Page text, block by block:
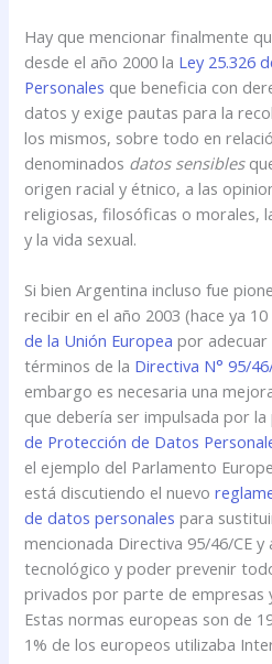
Hay que mencionar finalmente
desde el año 2000 la Ley 25.326
Personales que beneficia con
datos y exige pautas para la
los mismos, sobre todo en
denominados datos sensibles
origen racial y étnico, a las
religiosas, filosóficas o morales,
y la vida sexual.
Si bien Argentina incluso fue
recibir en el año 2003 (hace ya
de la Unión Europea por adecuar
términos de la Directiva N° 95/
embargo es necesaria una
que debería ser impulsada por
de Protección de Datos
el ejemplo del Parlamento
está discutiendo el nuevo
de datos personales para
mencionada Directiva 95/46/CE
tecnológico y poder prevenir
privados por parte de empresas
Estas normas europeas son de
1% de los europeos utilizaba